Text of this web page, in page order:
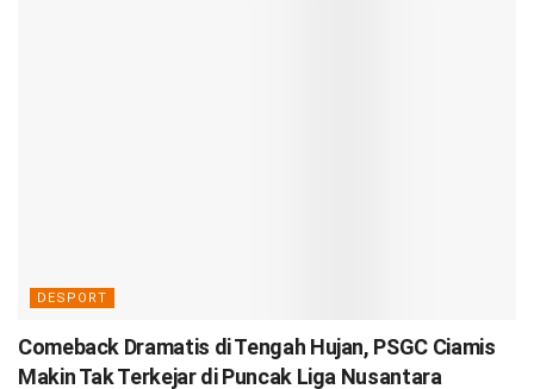
DESPORT
Comeback Dramatis di Tengah Hujan, PSGC Ciamis
Makin Tak Terkejar di Puncak Liga Nusantara